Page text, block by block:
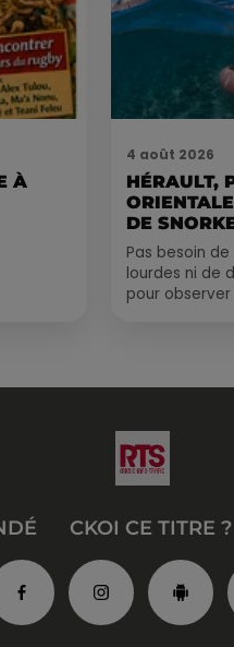
À
4 août 2026
HÉRAULT,
DE
Pas besoin
lourdes ni de
pour
CKOI CE TITRE ?